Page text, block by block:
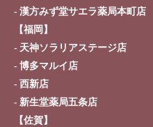
漢方みず堂サエラ薬局本町店
【福岡】
天神ソラリアステージ店
博多マルイ店
西新店
新生堂薬局五条店
【佐賀】